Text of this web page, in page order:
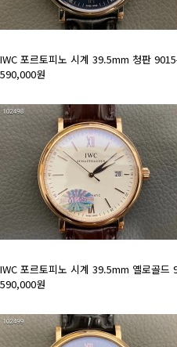
IWC 포르토피노 시계 39.5mm 청판
590,000원
IWC 포르토피노 시계 39.5mm 옐로골드
590,000원